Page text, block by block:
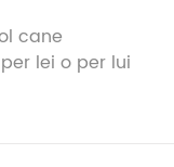
cane
lei o per lui